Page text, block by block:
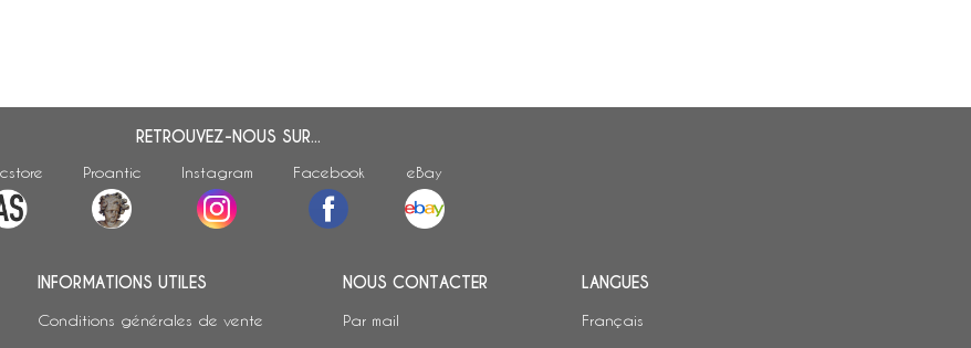
RETROUVEZ-NOUS SUR...
Proantic Instagram Facebook eBay
INFORMATIONS UTILES
Conditions générales de vente
NOUS CONTACTER
Par mail
LANGUES
Français